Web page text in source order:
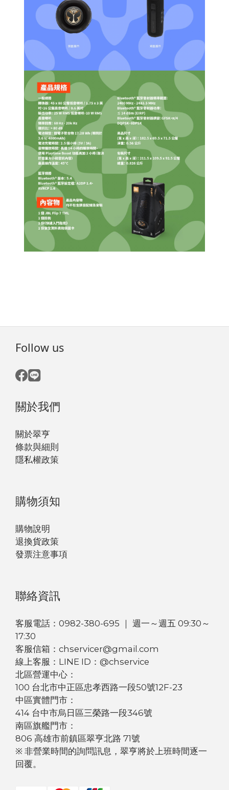
Follow us
關於我們
關於翠亨
條款與細則
隱私權政策
購物須知
購物說明
退換貨政策
發票注意事項
聯絡資訊
客服電話：0982-380-695 ｜ 週一～週五 09:30～
17:30
客服信箱：chservicer@gmail.com
線上客服：LINE ID：@chservice
北區營運中心：
100 台北市中正區忠孝西路一段50號12F-23
中區實體門市：
414 台中市烏日區三榮路一段346號
南區旗艦門市：
806 高雄市前鎮區翠亨北路 71號
※ 非營業時間的詢問訊息，翠亨將於上班時間逐一
回覆。